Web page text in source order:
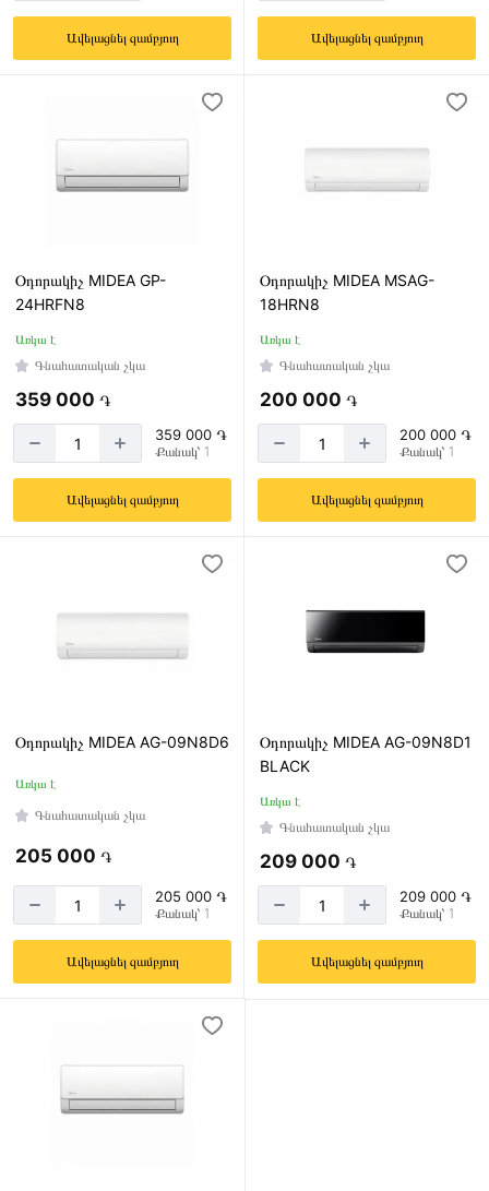
Ավելացնել զամբյուղ Ավելացնել զամբյուղ
Օդորակիչ MIDEA GP-
24HRFN8
Առկա է
Գնահատական չկա
359 000 ֏
359 000 ֏
Քանակ՝ 1
Ավելացնել զամբյուղ
Օդորակիչ MIDEA MSAG-
18HRN8
Առկա է
Գնահատական չկա
200 000 ֏
200 000 ֏
Քանակ՝ 1
Ավելացնել զամբյուղ
Օդորակիչ MIDEA AG-09N8D6
Առկա է
Գնահատական չկա
205 000 ֏
205 000 ֏
Քանակ՝ 1
Ավելացնել զամբյուղ
Օդորակիչ MIDEA AG-09N8D1
BLACK
Առկա է
Գնահատական չկա
209 000 ֏
209 000 ֏
Քանակ՝ 1
Ավելացնել զամբյուղ